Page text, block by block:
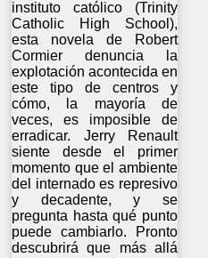
instituto católico (Trinity
Catholic High School),
esta novela de Robert
Cormier denuncia la
explotación acontecida en
este tipo de centros y
cómo, la mayoría de
veces, es imposible de
erradicar. Jerry Renault
siente desde el primer
momento que el ambiente
del internado es represivo
y decadente, y se
pregunta hasta qué punto
puede cambiarlo. Pronto
descubrirá que más allá